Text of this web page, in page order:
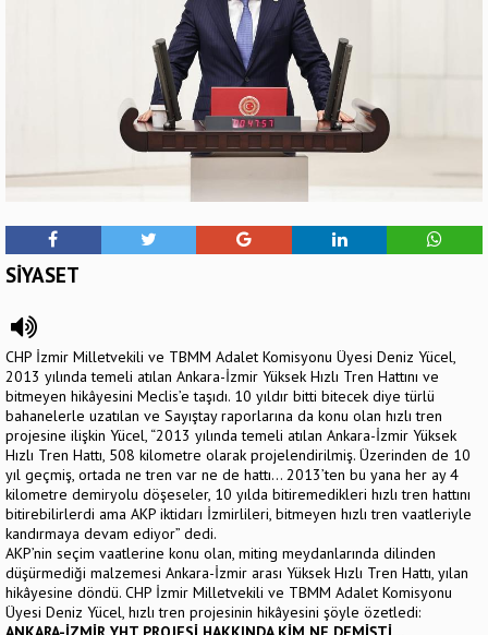
SİYASET
CHP İzmir Milletvekili ve TBMM Adalet Komisyonu Üyesi Deniz Yücel,
2013 yılında temeli atılan Ankara-İzmir Yüksek Hızlı Tren Hattını ve
bitmeyen hikâyesini Meclis’e taşıdı. 10 yıldır bitti bitecek diye türlü
bahanelerle uzatılan ve Sayıştay raporlarına da konu olan hızlı tren
projesine ilişkin Yücel, “2013 yılında temeli atılan Ankara-İzmir Yüksek
Hızlı Tren Hattı, 508 kilometre olarak projelendirilmiş. Üzerinden de 10
yıl geçmiş, ortada ne tren var ne de hattı… 2013’ten bu yana her ay 4
kilometre demiryolu döşeseler, 10 yılda bitiremedikleri hızlı tren hattını
bitirebilirlerdi ama AKP iktidarı İzmirlileri, bitmeyen hızlı tren vaatleriyle
kandırmaya devam ediyor” dedi.
AKP’nin seçim vaatlerine konu olan, miting meydanlarında dilinden
düşürmediği malzemesi Ankara-İzmir arası Yüksek Hızlı Tren Hattı, yılan
hikâyesine döndü. CHP İzmir Milletvekili ve TBMM Adalet Komisyonu
Üyesi Deniz Yücel, hızlı tren projesinin hikâyesini şöyle özetledi: